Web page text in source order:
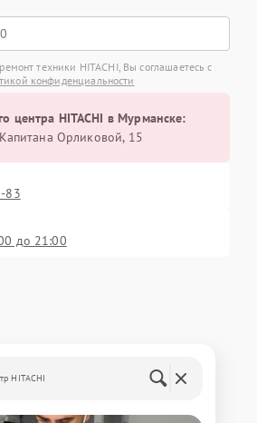
техники HITACHI, Вы соглашаетесь с
конфиденциальности
центра HITACHI в Мурманске:
Орликовой, 15
83
до 21:00
HITACHI